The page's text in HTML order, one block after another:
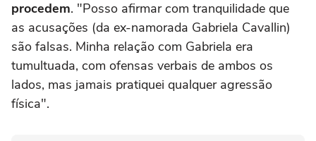
procedem. "Posso afirmar com tranquilidade que
as acusações (da ex-namorada Gabriela Cavallin)
são falsas. Minha relação com Gabriela era
tumultuada, com ofensas verbais de ambos os
lados, mas jamais pratiquei qualquer agressão
física".